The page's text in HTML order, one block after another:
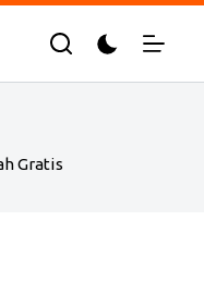
Gratis